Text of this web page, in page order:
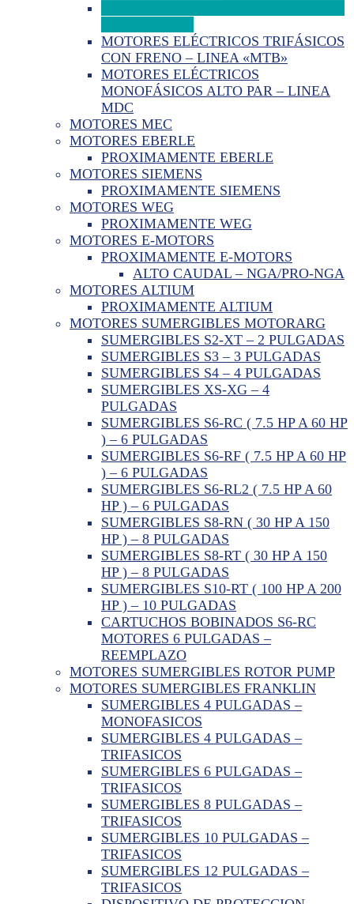
MOTORES ELÉCTRICOS TRIFÁSICOS
CON FRENO – LINEA «MTB»
MOTORES ELÉCTRICOS
MONOFÁSICOS ALTO PAR – LINEA
MDC
MOTORES MEC
MOTORES EBERLE
PROXIMAMENTE EBERLE
MOTORES SIEMENS
PROXIMAMENTE SIEMENS
MOTORES WEG
PROXIMAMENTE WEG
MOTORES E-MOTORS
PROXIMAMENTE E-MOTORS
ALTO CAUDAL – NGA/PRO-NGA
MOTORES ALTIUM
PROXIMAMENTE ALTIUM
MOTORES SUMERGIBLES MOTORARG
SUMERGIBLES S2-XT – 2 PULGADAS
SUMERGIBLES S3 – 3 PULGADAS
SUMERGIBLES S4 – 4 PULGADAS
SUMERGIBLES XS-XG – 4
PULGADAS
SUMERGIBLES S6-RC ( 7.5 HP A 60 HP
) – 6 PULGADAS
SUMERGIBLES S6-RF ( 7.5 HP A 60 HP
) – 6 PULGADAS
SUMERGIBLES S6-RL2 ( 7.5 HP A 60
HP ) – 6 PULGADAS
SUMERGIBLES S8-RN ( 30 HP A 150
HP ) – 8 PULGADAS
SUMERGIBLES S8-RT ( 30 HP A 150
HP ) – 8 PULGADAS
SUMERGIBLES S10-RT ( 100 HP A 200
HP ) – 10 PULGADAS
CARTUCHOS BOBINADOS S6-RC
MOTORES 6 PULGADAS –
REEMPLAZO
MOTORES SUMERGIBLES ROTOR PUMP
MOTORES SUMERGIBLES FRANKLIN
SUMERGIBLES 4 PULGADAS –
MONOFASICOS
SUMERGIBLES 4 PULGADAS –
TRIFASICOS
SUMERGIBLES 6 PULGADAS –
TRIFASICOS
SUMERGIBLES 8 PULGADAS –
TRIFASICOS
SUMERGIBLES 10 PULGADAS –
TRIFASICOS
SUMERGIBLES 12 PULGADAS –
TRIFASICOS